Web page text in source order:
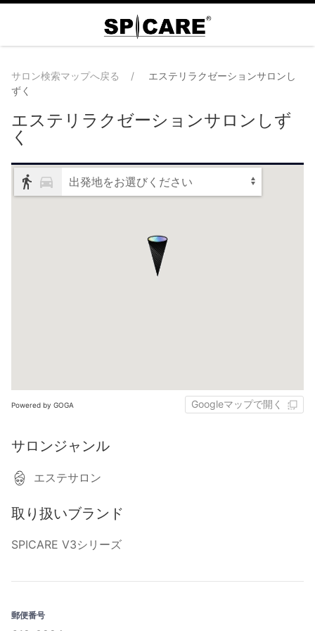
サロン検索マップへ戻る
エステリラクゼーションサロンし
ずく
エステリラクゼーションサロンしず
く
出発地をお選びください
Powered by GOGA Googleマップで開く
サロンジャンル
エステサロン
取り扱いブランド
SPICARE V3シリーズ
郵便番号